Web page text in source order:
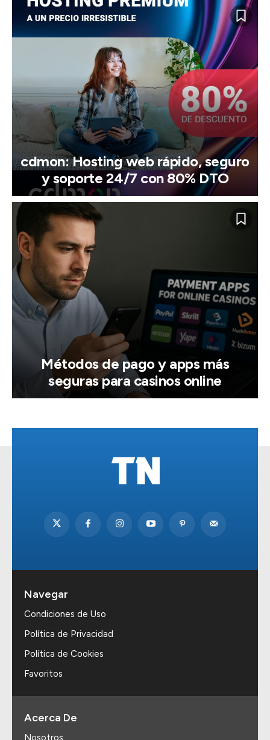
cdmon: Hosting web rápido, seguro
y soporte 24/7 con 80% DTO
Métodos de pago y apps más
seguras para casinos online
Navegar
Condiciones de Uso
Política de Privacidad
Política de Cookies
Favoritos
Acerca De
Nosotros